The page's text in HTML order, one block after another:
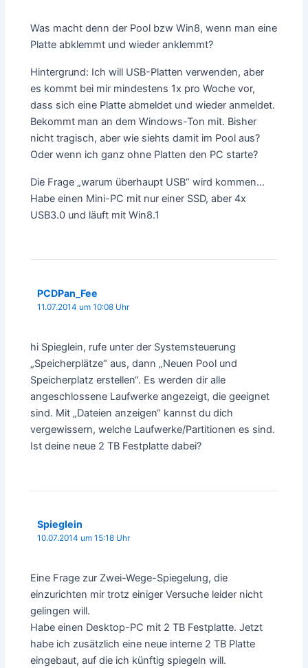
Was macht denn der Pool bzw Win8, wenn man eine
Platte abklemmt und wieder anklemmt?
Hintergrund: Ich will USB-Platten verwenden, aber
es kommt bei mir mindestens 1x pro Woche vor,
dass sich eine Platte abmeldet und wieder anmeldet.
Bekommt man an dem Windows-Ton mit. Bisher
nicht tragisch, aber wie siehts damit im Pool aus?
Oder wenn ich ganz ohne Platten den PC starte?
Die Frage „warum überhaupt USB“ wird kommen…
Habe einen Mini-PC mit nur einer SSD, aber 4x
USB3.0 und läuft mit Win8.1
PCDPan_Fee
11.07.2014 um 10:08 Uhr
hi Spieglein, rufe unter der Systemsteuerung
„Speicherplätze“ aus, dann „Neuen Pool und
Speicherplatz erstellen“. Es werden dir alle
angeschlossene Laufwerke angezeigt, die geeignet
sind. Mit „Dateien anzeigen“ kannst du dich
vergewissern, welche Laufwerke/Partitionen es sind.
Ist deine neue 2 TB Festplatte dabei?
Spieglein
10.07.2014 um 15:18 Uhr
Eine Frage zur Zwei-Wege-Spiegelung, die
einzurichten mir trotz einiger Versuche leider nicht
gelingen will.
Habe einen Desktop-PC mit 2 TB Festplatte. Jetzt
habe ich zusätzlich eine neue interne 2 TB Platte
eingebaut, auf die ich künftig spiegeln will.